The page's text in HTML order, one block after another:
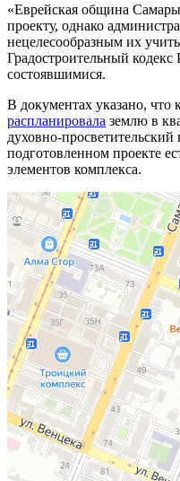
«Еврейская община
проекту, однако
нецелесообразным их
Градостроительный
состоявшимися.
В документах указано, что
распланировала землю в
духовно-
подготовленном проекте
элементов комплекса.